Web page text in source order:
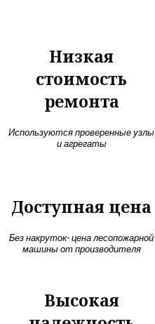
Низкая
стоимость
ремонта
Используются проверенные узлы
и агрегаты
Доступная цена
Без накруток- цена лесопожарной
машины от производителя
Высокая